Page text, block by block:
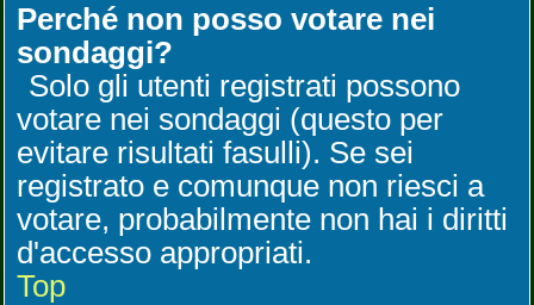
Perché non posso votare nei
sondaggi?
Solo gli utenti registrati possono
votare nei sondaggi (questo per
evitare risultati fasulli). Se sei
registrato e comunque non riesci a
votare, probabilmente non hai i diritti
d'accesso appropriati.
Top